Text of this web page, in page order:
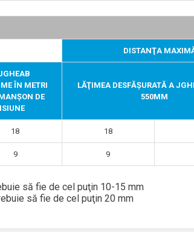
DISTANŢA
ÎN METRI
DE
LĂŢIMEA DESFĂŞURATĂ A
550MM
18 18
9 9
să fie de cel puţin 10-15 mm
să fie de cel puţin 20 mm